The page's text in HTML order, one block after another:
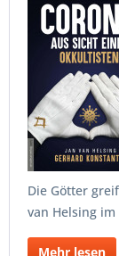
Die Götter
van Helsing
Mehr lesen